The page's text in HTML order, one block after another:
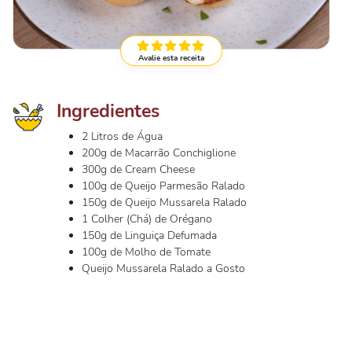
Avalie esta receita
Ingredientes
2 Litros de Água
200g de Macarrão Conchiglione
300g de Cream Cheese
100g de Queijo Parmesão Ralado
150g de Queijo Mussarela Ralado
1 Colher (Chá) de Orégano
150g de Linguiça Defumada
100g de Molho de Tomate
Queijo Mussarela Ralado a Gosto